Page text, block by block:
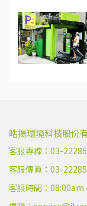
晧揚環境科技股份
客服專線：03-
客服傳真：03-
客服時間：